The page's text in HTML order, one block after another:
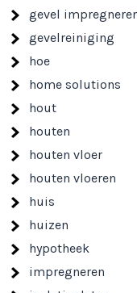
gevel
gevelreiniging
hoe
home solutions
hout
houten
houten vloer
houten vloeren
huis
huizen
hypotheek
impregneren